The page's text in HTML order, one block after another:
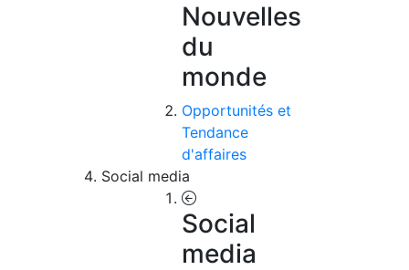
Nouvelles
du
monde
Opportunités et
Tendance
d'affaires
Social media
Social
media